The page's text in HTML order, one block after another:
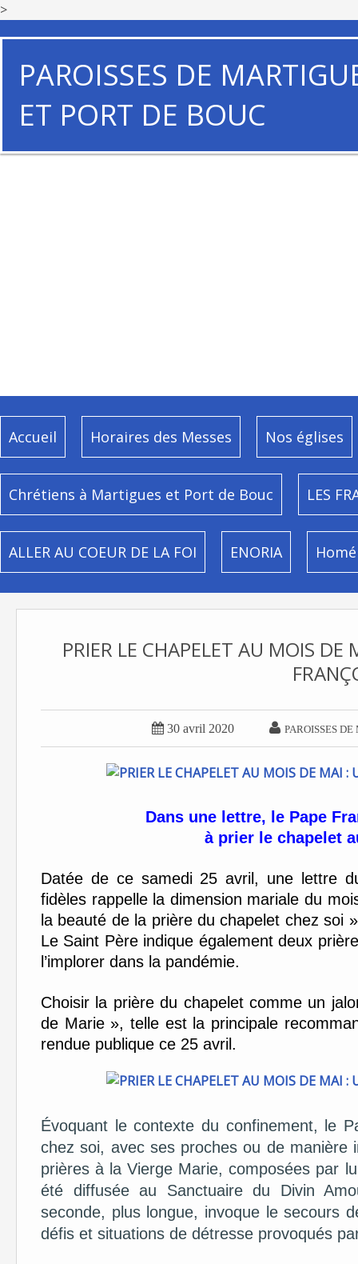
>
PAROISSES DE
ET PORT DE BOUC
Accueil Horaires des Messes Nos églises
Chrétiens à Martigues et Port de Bouc LES
ALLER AU COEUR DE LA FOI ENORIA
PRIER LE CHAPELET AU MOIS
 30 avril 2020  PAROISSES
Dans une lettre, le Pape
à prier le chapelet
Datée de ce samedi 25 avril, une lettre
fidèles rappelle la dimension mariale du
la beauté de la prière du chapelet chez soi
Le Saint Père indique également deux
l’implorer dans la pandémie.
Choisir la prière du chapelet comme un
de Marie », telle est la principale
rendue publique ce 25 avril.
Évoquant le contexte du confinement, le
chez soi, avec ses proches ou de manière
prières à la Vierge Marie, composées par
été diffusée au Sanctuaire du Divin
seconde, plus longue, invoque le secours
défis et situations de détresse provoqués